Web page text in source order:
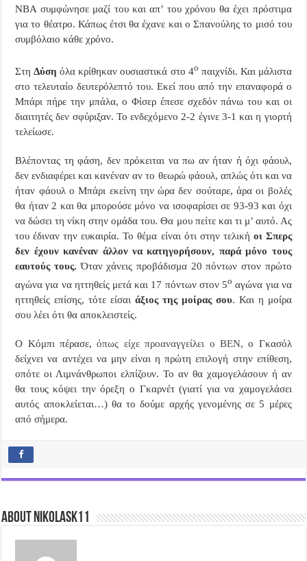
NBA συμφώνησε μαζί του και απ’ του χρόνου θα έχει πρόστιμα
για το θέατρο. Κάπως έτσι θα έχανε και ο Σπανούλης το μισό του
συμβόλαιο κάθε χρόνο.
ΣτηΔύσηόλα κρίθηκαν ουσιαστικά στο 4ο παιχνίδι. Και μάλιστα
στο τελευταίο δευτερόλεπτό του. Εκεί που από την επαναφορά ο
Μπάρι πήρε την μπάλα, ο Φίσερ έπεσε σχεδόν πάνω του και οι
διαιτητές δεν σφύριξαν. Το ενδεχόμενο 2-2 έγινε 3-1 και η γιορτή
τελείωσε.
Βλέποντας τη φάση, δεν πρόκειται να πω αν ήταν ή όχι φάουλ,
δεν ενδιαφέρει και κανέναν αν το θεωρώ φάουλ, απλώς ότι και να
ήταν φάουλ ο Μπάρι εκείνη την ώρα δεν σούταρε, άρα οι βολές
θα ήταν 2 και θα μπορούσε μόνο να ισοφαρίσει σε 93-93 και όχι
να δώσει τη νίκη στην ομάδα του. Θα μου πείτε και τι μ’ αυτό. Ας
του έδιναν την ευκαιρία. Το θέμα είναι ότι στην τελική οι Σπερς
δεν έχουν κανέναν άλλον να κατηγορήσουν, παρά μόνο τους
εαυτούς τους. Όταν χάνεις προβάδισμα 20 πόντων στον πρώτο
αγώνα για να ηττηθείς μετά και 17 πόντων στον 5ο αγώνα για να
ηττηθείς επίσης, τότε είσαιάξιος της μοίρας σου. Και η μοίρα
σου λέει ότι θα αποκλειστείς.
Ο Κόμπι πέρασε,όπως είχε προαναγγείλει ο BEN, ο Γκασόλ
δείχνει να αντέχει να μην είναι η πρώτη επιλογή στην επίθεση,
οπότε οι Λιμνάνθρωποι ελπίζουν. Το αν θα χαμογελάσουν ή αν
θα τους κόψει την όρεξη ο Γκαρνέτ (γιατί για να χαμογελάσει
αυτός αποκλείεται…) θα το δούμε αρχής γενομένης σε 5 μέρες
από σήμερα.
About nikolask11